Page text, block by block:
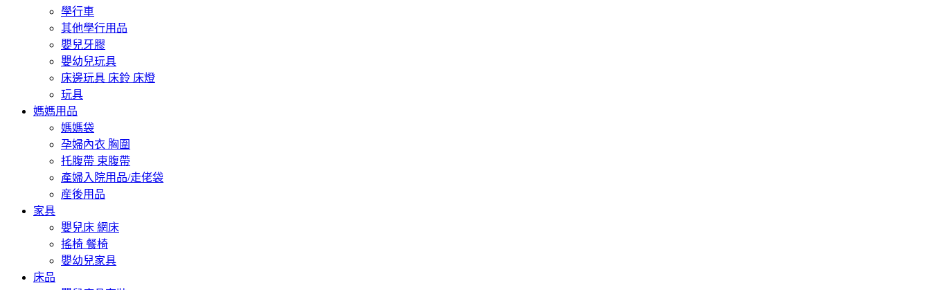
學行車
其他學行用品
嬰兒牙膠
嬰幼兒玩具
床邊玩具 床鈴 床燈
玩具
媽媽用品
媽媽袋
孕婦內衣 胸圍
托腹帶 束腹帶
產婦入院用品/走佬袋
産後用品
家具
嬰兒床 網床
搖椅 餐椅
嬰幼兒家具
床品